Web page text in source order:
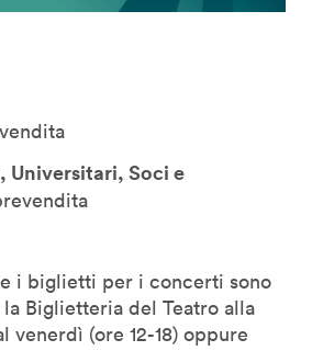
Universitari, Soci e
i biglietti per i concerti sono
Biglietteria del Teatro alla
venerdì (ore 12-18) oppure